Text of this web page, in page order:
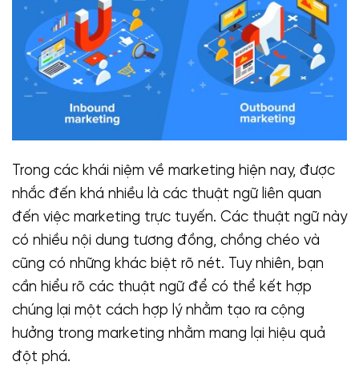
Trong các khái niệm về marketing hiện nay, được
nhắc đến khá nhiều là các thuật ngữ liên quan
đến việc marketing trực tuyến. Các thuật ngữ này
có nhiều nội dung tương đồng, chồng chéo và
cũng có những khác biệt rõ nét. Tuy nhiên, bạn
cần hiểu rõ các thuật ngữ để có thể kết hợp
chúng lại một cách hợp lý nhằm tạo ra cộng
hưởng trong marketing nhằm mang lại hiệu quả
đột phá.